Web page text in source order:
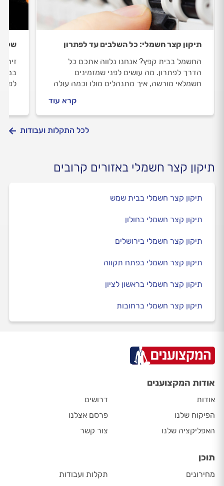
תיקון קצר חשמלי: כל השלבים עד לפתרון
החשמל בבית קפץ? אנחנו נלווה אתכם כל
הדרך לפתרון. מה עושים לפני שמזמינים
חשמלאי מורשה, איך מתנהלים מולו וכמה עולה
קרא עוד
שקע
לכל התקלות ועבודות
תיקון קצר חשמלי באזורים קרובים
תיקון קצר חשמלי בבית שמש
תיקון קצר חשמלי בחולון
תיקון קצר חשמלי בירושלים
תיקון קצר חשמלי בפתח תקווה
תיקון קצר חשמלי בראשון לציון
תיקון קצר חשמלי ברחובות
אודות המקצוענים
אודות
הפיקוח שלנו
האפליקציה שלנו
דרושים
פרסם אצלנו
צור קשר
תוכן
מחירונים
תקלות ועבודות